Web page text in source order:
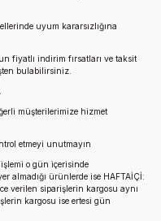
uyum kararsızlığına
fiyatlı indirim fırsatları ve taksit
bulabilirsiniz.
müşterilerimize hizmet
etmeyi unutmayın
o gün içerisinde
almadığı ürünlerde ise HAFTAİÇİ:
verilen siparişlerin kargosu aynı
kargosu ise ertesi gün